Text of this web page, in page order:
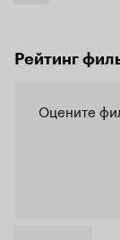
Рейтинг
Оцените